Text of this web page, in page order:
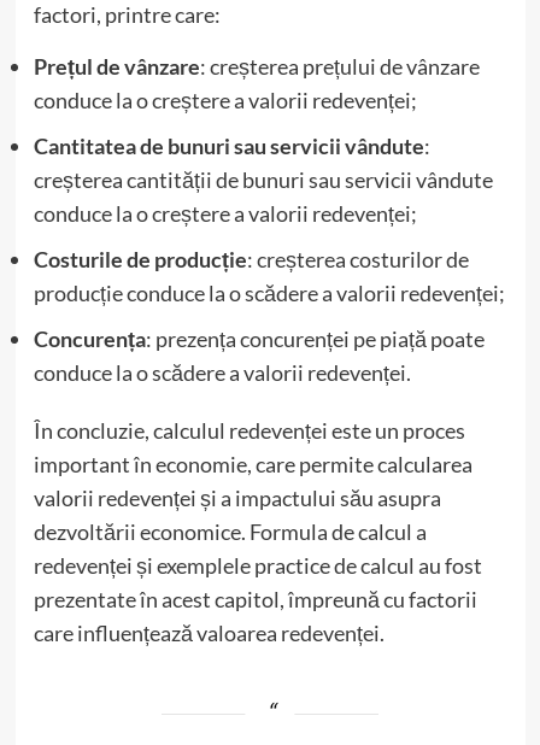
factori, printre care:
Prețul de vânzare: creșterea prețului de vânzare
conduce la o creștere a valorii redevenței;
Cantitatea de bunuri sau servicii vândute:
creșterea cantității de bunuri sau servicii vândute
conduce la o creștere a valorii redevenței;
Costurile de producție: creșterea costurilor de
producție conduce la o scădere a valorii redevenței;
Concurența: prezența concurenței pe piață poate
conduce la o scădere a valorii redevenței.
În concluzie, calculul redevenței este un proces
important în economie, care permite calcularea
valorii redevenței și a impactului său asupra
dezvoltării economice. Formula de calcul a
redevenței și exemplele practice de calcul au fost
prezentate în acest capitol, împreună cu factorii
care influențează valoarea redevenței.